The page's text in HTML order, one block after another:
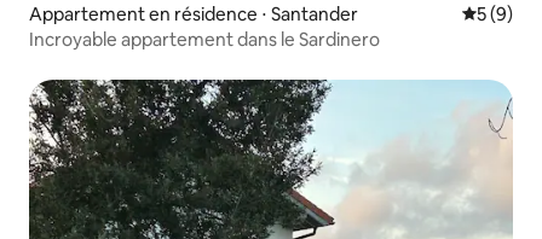
Appartement en résidence ⋅ Santander
5 (9)
Incroyable appartement dans le Sardinero